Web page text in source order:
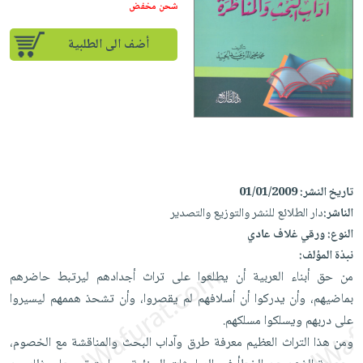
إختياراتنا
كتب
أكاديمية
صندوق
القراءة
iKitab
حدود
أسئلة
يتكرر
iKitab
على
Android
تحميل
iKitab
على
Apple
أسئلة
يتكرر
طرحها
تحميل
masmu3
على
masmu3
على
Apple
المواضيع
مبيعاً
إختياراتنا
وسائل
القراءة
جوائز
تعليمية
الصحة
والعناية
الشخصية
أجهزة
العناية
الشخصية
العناية
وتصفيف
الشعر
العناية
بالجسم
المطبخ
والسفرة
جديد
الكل
أواني
الطهي
أدوات
متجر
الهدايا
أقسام
شحن مخفض
أضف الى الطلبية
تاريخ النشر:01/01/2009
الناشر:دار الطلائع للنشر والتوزيع والتصدير
النوع:ورقي غلاف عادي
نبذة المؤلف:
من حق أبناء العربية أن يطلعوا على تراث أجدادهم ليرتبط حاضرهم
بماضيهم، وأن يدركوا أن أسلافهم لم يقصروا، وأن تشحذ هممهم ليسيروا
على دربهم ويسلكوا مسلكهم.
ومن هذا التراث العظيم معرفة طرق وآداب البحث والمناقشة مع الخصوم،